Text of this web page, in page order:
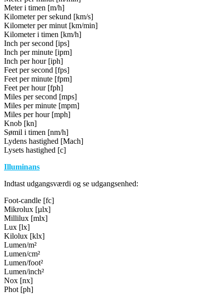
Meter i timen [m/h]
Kilometer per sekund [km/s]
Kilometer per minut [km/min]
Kilometer i timen [km/h]
Inch per second [ips]
Inch per minute [ipm]
Inch per hour [iph]
Feet per second [fps]
Feet per minute [fpm]
Feet per hour [fph]
Miles per second [mps]
Miles per minute [mpm]
Miles per hour [mph]
Knob [kn]
Sømil i timen [nm/h]
Lydens hastighed [Mach]
Lysets hastighed [c]
Illuminans
Indtast udgangsværdi og se udgangsenhed:
Foot-candle [fc]
Mikrolux [µlx]
Millilux [mlx]
Lux [lx]
Kilolux [klx]
Lumen/m²
Lumen/cm²
Lumen/foot²
Lumen/inch²
Nox [nx]
Phot [ph]